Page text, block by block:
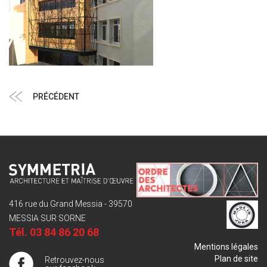
de
Article
PRÉCÉDENT
416 rue du Grand Messia - 39570
MESSIA SUR SORNE
Tél. 03 84 86 20 68
Retrouvez-nous
Mentions légales
Plan de site